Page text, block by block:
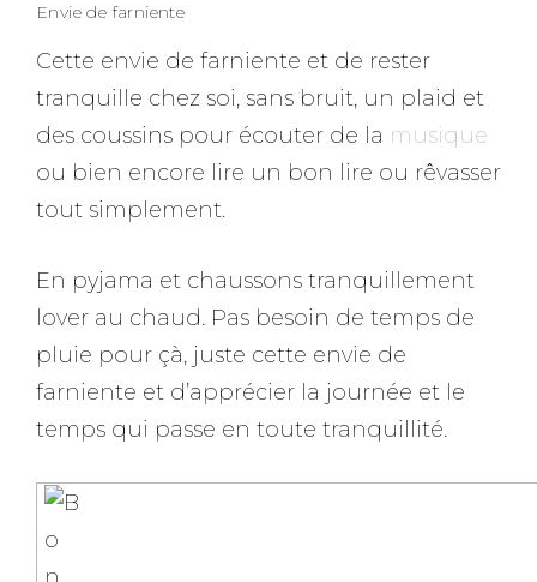
Envie de farniente
Cette envie de farniente et de rester
tranquille chez soi, sans bruit, un plaid et
des coussins pour écouter de la musique
ou bien encore lire un bon lire ou rêvasser
tout simplement.
En pyjama et chaussons tranquillement
lover au chaud. Pas besoin de temps de
pluie pour çà, juste cette envie de
farniente et d’apprécier la journée et le
temps qui passe en toute tranquillité.